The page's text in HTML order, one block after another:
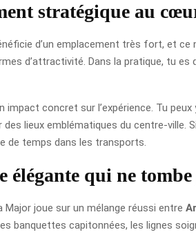
stratégique au
d’un emplacement très fort, et
d’attractivité. Dans la pratique, tu
impact concret sur l’expérience. Tu
des lieux emblématiques du centre-ville.
de temps dans les transports.
élégante qui ne
Major joue sur un mélange réussi entre
banquettes capitonnées, les lignes